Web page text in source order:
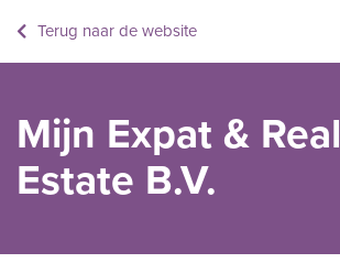
Terug naar de website
Mijn Expat & Real
Estate B.V.